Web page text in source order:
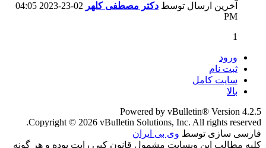
آخرین ارسال توسط دکتر مصطفی کلهر
04:05
PM
1
ورود
ثبت نام
سایت کامل
بالا
Powered by vBulletin® Version 4.2.5
Copyright © 2026 vBulletin Solutions, Inc. All rights reserved.
فارسی سازی توسط وی بی ایران
کلیه مطالب این وبسایت مشمول قانون کپی رایت بوده و هر گونه